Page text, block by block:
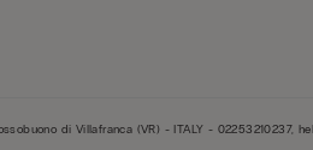
di Villafranca (VR) - ITALY - 02253210237,